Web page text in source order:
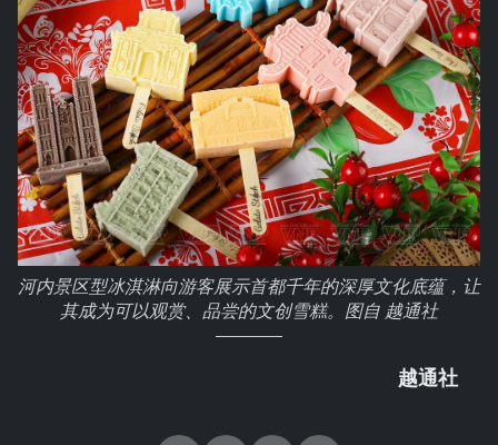
河内景区型冰淇淋向游客展示首都千年的深厚文化底蕴，让
其成为可以观赏、品尝的文创雪糕。图自 越通社
越通社